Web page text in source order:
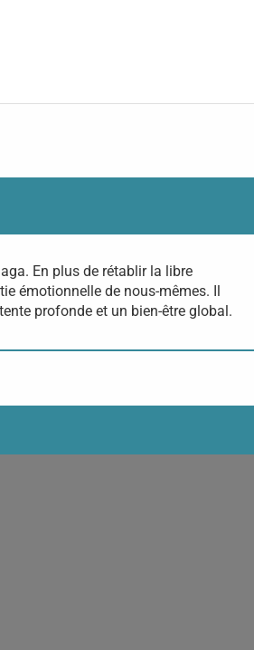
En plus de rétablir la libre
émotionnelle de nous-mêmes. Il
profonde et un bien-être global.